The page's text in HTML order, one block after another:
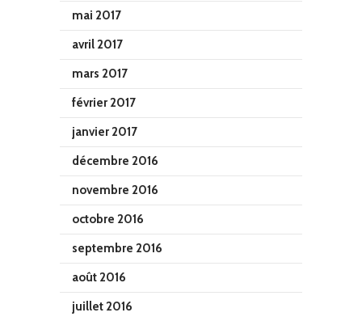
mai 2017
avril 2017
mars 2017
février 2017
janvier 2017
décembre 2016
novembre 2016
octobre 2016
septembre 2016
août 2016
juillet 2016